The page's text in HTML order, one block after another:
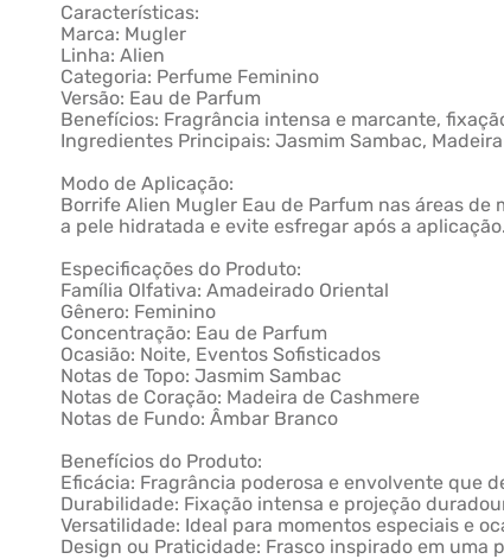
Características:
Marca: Mugler
Linha: Alien
Categoria: Perfume Feminino
Versão: Eau de Parfum
Benefícios: Fragrância intensa e marcante,
Ingredientes Principais: Jasmim Sambac,
Modo de Aplicação:
Borrife Alien Mugler Eau de Parfum nas áreas
a pele hidratada e evite esfregar após a aplicação.
Especificações do Produto:
Família Olfativa: Amadeirado Oriental
Gênero: Feminino
Concentração: Eau de Parfum
Ocasião: Noite, Eventos Sofisticados
Notas de Topo: Jasmim Sambac
Notas de Coração: Madeira de Cashmere
Notas de Fundo: Âmbar Branco
Benefícios do Produto:
Eficácia: Fragrância poderosa e envolvente que
Durabilidade: Fixação intensa e projeção
Versatilidade: Ideal para momentos especiais e
Design ou Praticidade: Frasco inspirado em